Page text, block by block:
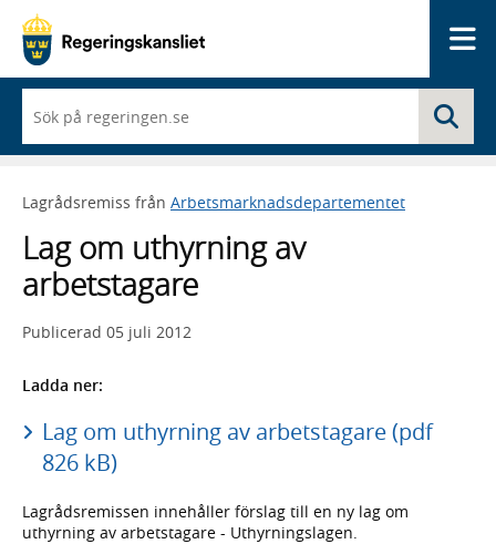
du
börjar
skriva
framträder
lista
med
sökförslag
Lagrådsremiss från Arbetsmarknadsdepartementet
Lag om uthyrning av
arbetstagare
Publicerad 05 juli 2012
Ladda ner:
Lag om uthyrning av arbetstagare (pdf
826 kB)
Lagrådsremissen innehåller förslag till en ny lag om
uthyrning av arbetstagare - Uthyrningslagen.